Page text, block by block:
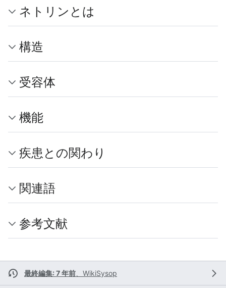
ネトリンとは
構造
受容体
機能
疾患との関わり
関連語
参考文献
最終編集: 7 年前 WikiSysop